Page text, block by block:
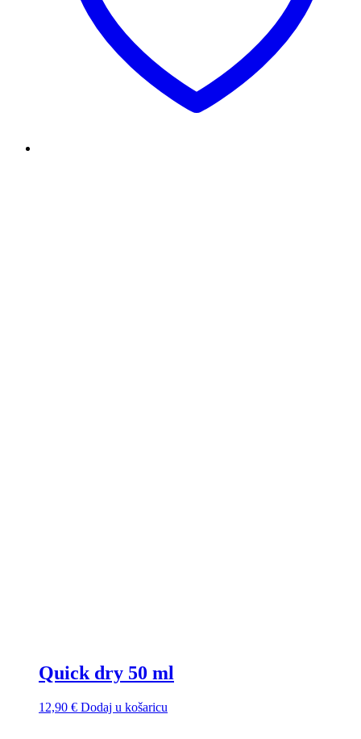
Quick dry 50 ml
12,90 € Dodaj u košaricu